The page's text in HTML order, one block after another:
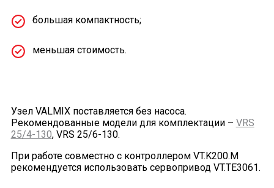
большая компактность;
меньшая стоимость.
Узел VALMIX поставляется без насоса.
Рекомендованные модели для комплектации – VRS
25/4-130, VRS 25/6-130.
При работе совместно с контроллером VT.K200.M
рекомендуется использовать сервопривод VT.ТЕ3061.